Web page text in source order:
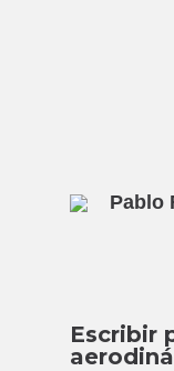
Pablo
Escribir